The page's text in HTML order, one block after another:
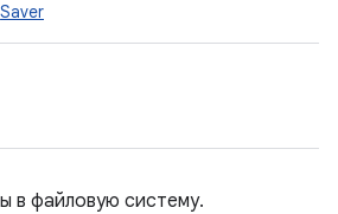
в файловую систему.